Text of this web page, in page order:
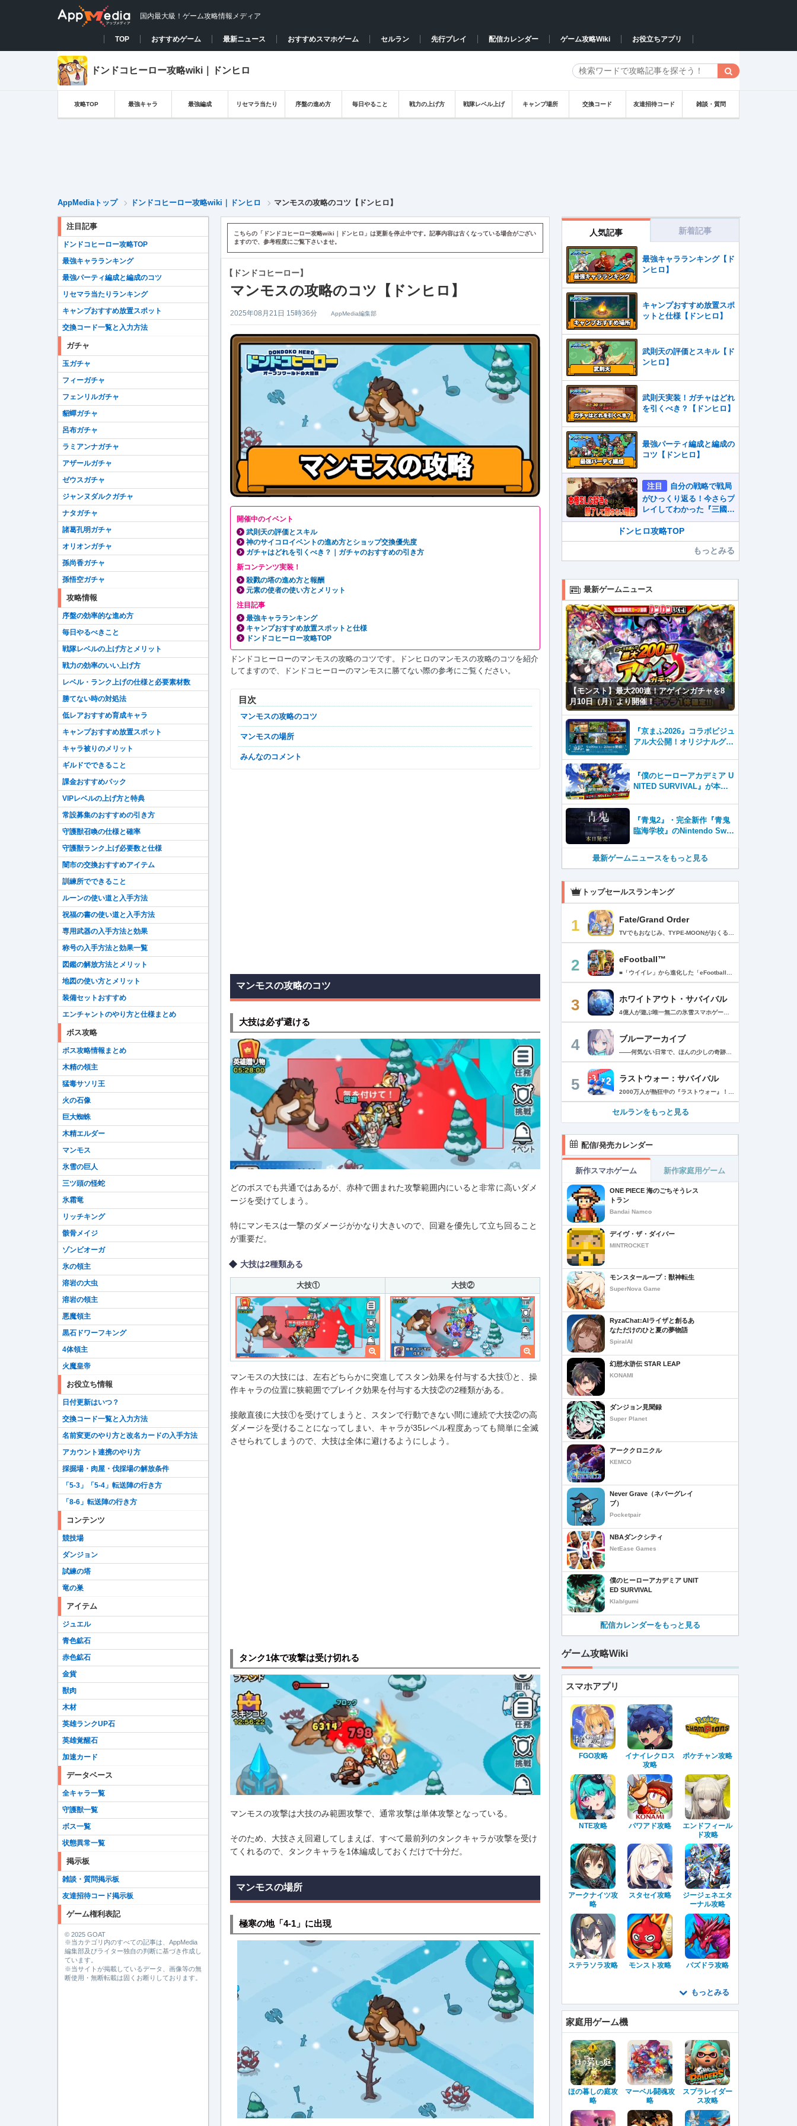
国内最大級！ゲーム攻略情報メディア
TOP おすすめゲーム 最新ニュース おすすめスマホゲーム セルラン 先行プレイ 配信カレンダー ゲーム攻略Wiki お役立ちアプリ
ドンドコヒーロー攻略wiki｜ドンヒロ
攻略TOP 最強キャラ 最強編成 リセマラ当たり 序盤の進め方 毎日やること 戦力の上げ方 戦隊レベル上げ キャンプ場所 交換コード 友達招待コード 雑談・質問
AppMediaトップ ドンドコヒーロー攻略wiki｜ドンヒロ マンモスの攻略のコツ【ドンヒロ】
こちらの「ドンドコヒーロー攻略wiki｜ドンヒロ」は更新を停止中です。記事内容は古くなっている場合がござい
ますので、参考程度にご覧下さいませ。
【ドンドコヒーロー】
マンモスの攻略のコツ【ドンヒロ】
2025年08月21日 15時36分 AppMedia編集部
開催中のイベント
武則天の評価とスキル
神のサイコロイベントの進め方とショップ交換優先度
ガチャはどれを引くべき？｜ガチャのおすすめの引き方
新コンテンツ実装！
殺戮の塔の進め方と報酬
元素の使者の使い方とメリット
注目記事
最強キャラランキング
キャンプおすすめ放置スポットと仕様
ドンドコヒーロー攻略TOP
ドンドコヒーローのマンモスの攻略のコツです。ドンヒロのマンモスの攻略のコツを紹介
してますので、ドンドコヒーローのマンモスに勝てない際の参考にご覧ください。
目次
マンモスの攻略のコツ
マンモスの場所
みんなのコメント
マンモスの攻略のコツ
大技は必ず避ける
どのボスでも共通ではあるが、赤枠で囲まれた攻撃範囲内にいると非常に高いダメ
ージを受けてしまう。
特にマンモスは一撃のダメージがかなり大きいので、回避を優先して立ち回ること
が重要だ。
大技は2種類ある
大技① 大技②
マンモスの大技には、左右どちらかに突進してスタン効果を付与する大技①と、操
作キャラの位置に狭範囲でブレイク効果を付与する大技②の2種類がある。
接敵直後に大技①を受けてしまうと、スタンで行動できない間に連続で大技②の高
ダメージを受けることになってしまい、キャラが35レベル程度あっても簡単に全滅
させられてしまうので、大技は全体に避けるようにしよう。
タンク1体で攻撃は受け切れる
マンモスの攻撃は大技のみ範囲攻撃で、通常攻撃は単体攻撃となっている。
そのため、大技さえ回避してしまえば、すべて最前列のタンクキャラが攻撃を受け
てくれるので、タンクキャラを1体編成しておくだけで十分だ。
マンモスの場所
極寒の地「4-1」に出現
注目記事
ドンドコヒーロー攻略TOP
最強キャラランキング
最強パーティ編成と編成のコツ
リセマラ当たりランキング
キャンプおすすめ放置スポット
交換コード一覧と入力方法
ガチャ
玉ガチャ
フィーガチャ
フェンリルガチャ
貂蟬ガチャ
呂布ガチャ
ラミアンナガチャ
アザールガチャ
ゼウスガチャ
ジャンヌダルクガチャ
ナタガチャ
諸葛孔明ガチャ
オリオンガチャ
孫尚香ガチャ
孫悟空ガチャ
攻略情報
序盤の効率的な進め方
毎日やるべきこと
戦隊レベルの上げ方とメリット
戦力の効率のいい上げ方
レベル・ランク上げの仕様と必要素材数
勝てない時の対処法
低レアおすすめ育成キャラ
キャンプおすすめ放置スポット
キャラ被りのメリット
ギルドでできること
課金おすすめパック
VIPレベルの上げ方と特典
常設募集のおすすめの引き方
守護獣召喚の仕様と確率
守護獣ランク上げ必要数と仕様
闇市の交換おすすめアイテム
訓練所でできること
ルーンの使い道と入手方法
祝福の書の使い道と入手方法
専用武器の入手方法と効果
称号の入手方法と効果一覧
図鑑の解放方法とメリット
地図の使い方とメリット
装備セットおすすめ
エンチャントのやり方と仕様まとめ
ボス攻略
ボス攻略情報まとめ
木精の領主
猛毒サソリ王
火の石像
巨大蜘蛛
木精エルダー
マンモス
氷雪の巨人
三ツ頭の怪蛇
氷霜竜
リッチキング
骸骨メイジ
ゾンビオーガ
氷の領主
溶岩の大虫
溶岩の領主
悪魔領主
黒石ドワーフキング
4体領主
火魔皇帝
お役立ち情報
日付更新はいつ？
交換コード一覧と入力方法
名前変更のやり方と改名カードの入手方法
アカウント連携のやり方
採掘場・肉屋・伐採場の解放条件
「5-3」「5-4」転送陣の行き方
「8-6」転送陣の行き方
コンテンツ
競技場
ダンジョン
試練の塔
竜の巣
アイテム
ジュエル
青色鉱石
赤色鉱石
金貨
獣肉
木材
英雄ランクUP石
英雄覚醒石
加速カード
データベース
全キャラ一覧
守護獣一覧
ボス一覧
状態異常一覧
掲示板
雑談・質問掲示板
友達招待コード掲示板
ゲーム権利表記
© 2025 GOAT
※当カテゴリ内のすべての記事は、AppMedia
編集部及びライター独自の判断に基づき作成し
ています。
※当サイトが掲載しているデータ、画像等の無
断使用・無断転載は固くお断りしております。
人気記事 新着記事
最強キャラランキング【ド
ンヒロ】
キャンプおすすめ放置スポ
ットと仕様【ドンヒロ】
武則天の評価とスキル【ド
ンヒロ】
武則天実装！ガチャはどれ
を引くべき？【ドンヒロ】
最強パーティ編成と編成の
コツ【ドンヒロ】
注目
自分の戦略で戦局
がひっくり返る！今さらプ
レイしてわかった『三國志
真戦』が本格SLG好きを
魅了して離さないワケ
ドンヒロ攻略TOP
もっとみる
最新ゲームニュース
【モンスト】最大200連！アゲインガチャを8
月10日（月）より開催！
『京まふ2026』コラボビジュ
アル大公開！オリジナルグッ
『僕のヒーローアカデミア U
NITED SURVIVAL』が本日8
『青鬼2』・完全新作『青鬼
臨海学校』のNintendo Swit
最新ゲームニュースをもっと見る
トップセールスランキング
1 Fate/Grand Order
2 eFootball™
3 ホワイトアウト・サバイバル
4 ブルーアーカイブ
5 ラストウォー：サバイバル
セルランをもっと見る
配信/発売カレンダー
新作スマホゲーム 新作家庭用ゲーム
ONE PIECE 海のごちそうレス
トラン
Bandai Namco
デイヴ・ザ・ダイバー
MINTROCKET
モンスターループ：獣神転生
SuperNova Game
RyzaChat:AIライザと創るあ
なただけのひと夏の夢物語
SpiralAI
幻想水滸伝 STAR LEAP
KONAMI
ダンジョン見聞録
Super Planet
アーククロニクル
KEMCO
Never Grave（ネバーグレイ
ブ）
Pocketpair
NBAダンクシティ
NetEase Games
僕のヒーローアカデミア UNIT
ED SURVIVAL
Klab/gumi
配信カレンダーをもっと見る
ゲーム攻略Wiki
スマホアプリ
FGO攻略
イナイレクロス
攻略
ポケチャン攻略
NTE攻略 パワアド攻略
エンドフィール
ド攻略
アークナイツ攻
略
スタセイ攻略
ジージェネエタ
ーナル攻略
ステラソラ攻略 モンスト攻略 パズドラ攻略
もっとみる
家庭用ゲーム機
ほの暮しの庭攻
略
マーベル闘魂攻
略
スプラレイダー
ス攻略